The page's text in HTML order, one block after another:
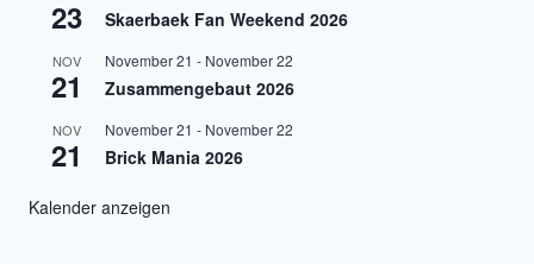
23 Skaerbaek Fan Weekend 2026
NOV
21
November 21 - November 22
Zusammengebaut 2026
NOV
21
November 21 - November 22
Brick Mania 2026
Kalender anzeigen